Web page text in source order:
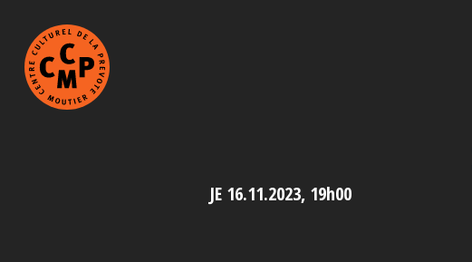
JE 16.11.2023, 19h00